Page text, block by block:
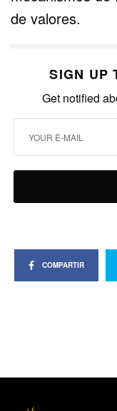
de valores.
SIGN UP
Get notified
COMPARTIR